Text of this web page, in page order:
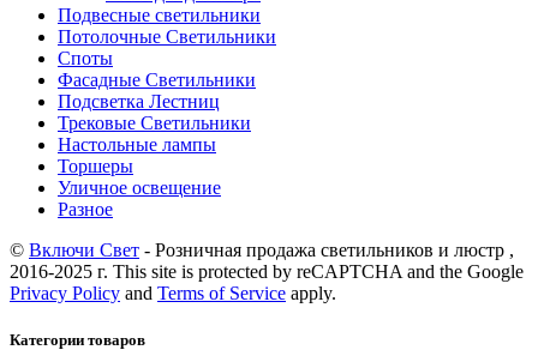
Подвесные светильники
Потолочные Светильники
Споты
Фасадные Светильники
Подсветка Лестниц
Трековые Светильники
Настольные лампы
Торшеры
Уличное освещение
Разное
© Включи Свет - Розничная продажа светильников и люстр ,
2016-2025 г. This site is protected by reCAPTCHA and the Google
Privacy Policy and Terms of Service apply.
Категории товаров